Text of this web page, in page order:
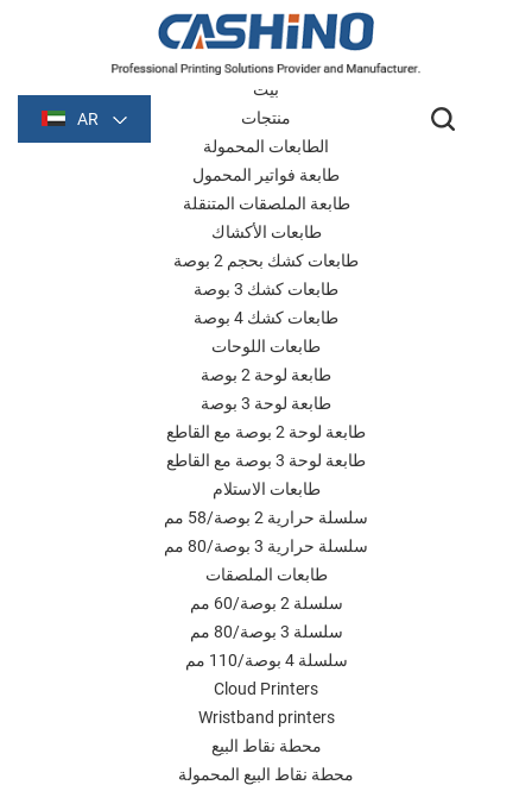
AR
بيت
منتجات
الطابعات المحمولة
طابعة فواتير المحمول
طابعة الملصقات المتنقلة
طابعات الأكشاك
طابعات كشك بحجم 2 بوصة
طابعات كشك 3 بوصة
طابعات كشك 4 بوصة
طابعات اللوحات
طابعة لوحة 2 بوصة
طابعة لوحة 3 بوصة
طابعة لوحة 2 بوصة مع القاطع
طابعة لوحة 3 بوصة مع القاطع
طابعات الاستلام
سلسلة حرارية 2 بوصة/58 مم
سلسلة حرارية 3 بوصة/80 مم
طابعات الملصقات
سلسلة 2 بوصة/60 مم
سلسلة 3 بوصة/80 مم
سلسلة 4 بوصة/110 مم
Cloud Printers
Wristband printers
محطة نقاط البيع
محطة نقاط البيع المحمولة